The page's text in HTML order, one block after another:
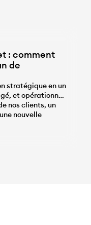
: comment
de
stratégique en un
et opérationnel
nos clients, un
nouvelle
cannibaliser